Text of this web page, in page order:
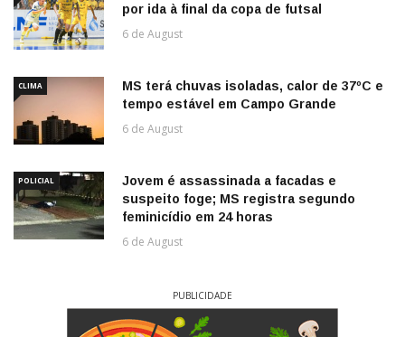
por ida à final da copa de futsal
6 de August
CLIMA
MS terá chuvas isoladas, calor de 37ºC e
tempo estável em Campo Grande
6 de August
POLICIAL
Jovem é assassinada a facadas e
suspeito foge; MS registra segundo
feminicídio em 24 horas
6 de August
PUBLICIDADE